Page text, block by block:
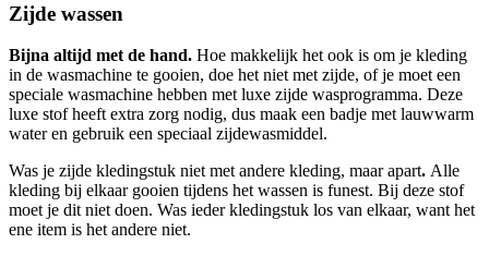
Zijde wassen
Bijna altijd met de hand. Hoe makkelijk het ook is om je kleding
in de wasmachine te gooien, doe het niet met zijde, of je moet een
speciale wasmachine hebben met luxe zijde wasprogramma. Deze
luxe stof heeft extra zorg nodig, dus maak een badje met lauwwarm
water en gebruik een speciaal zijdewasmiddel.
Was je zijde kledingstuk niet met andere kleding, maar apart. Alle
kleding bij elkaar gooien tijdens het wassen is funest. Bij deze stof
moet je dit niet doen. Was ieder kledingstuk los van elkaar, want het
ene item is het andere niet.